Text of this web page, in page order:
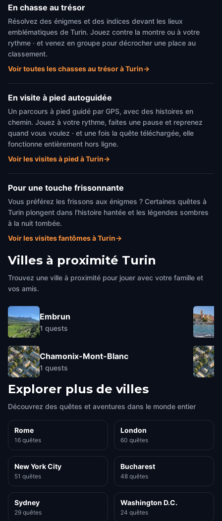
En chasse au trésor
Résolvez des énigmes et des indices devant les lieux
emblématiques de Turin. Jouez contre la montre ou à votre
rythme · et venez en groupe pour décrocher une place au
classement.
Voir toutes les chasses au trésor à Turin→
En visite à pied autoguidée
Un parcours à pied guidé par GPS, avec des histoires en
chemin. Jouez à votre rythme, faites une pause et reprenez
quand vous voulez · et une fois la quête téléchargée, elle
fonctionne entièrement hors ligne.
Voir les visites à pied à Turin→
Pour une touche frissonnante
Vous préférez les frissons aux énigmes ? Certaines quêtes à
Turin plongent dans l'histoire hantée et les légendes sombres
à la nuit tombée.
Voir les visites fantômes à Turin→
Villes à proximité Turin
Trouvez une ville à proximité pour jouer avec votre famille et
vos amis.
Embrun
1 quests
Chamonix-Mont-Blanc
1 quests
Explorer plus de villes
Découvrez des quêtes et aventures dans le monde entier
Rome
16 quêtes
London
60 quêtes
New York City
51 quêtes
Bucharest
48 quêtes
Sydney
29 quêtes
Washington D.C.
24 quêtes